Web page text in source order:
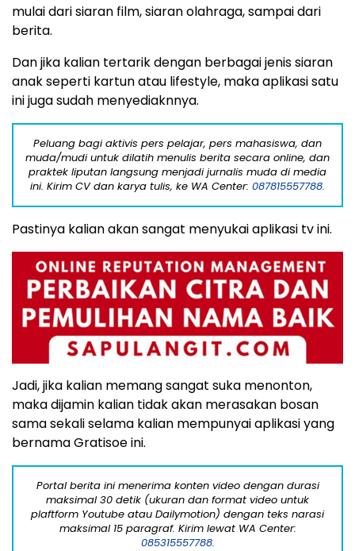
mulai dari siaran film, siaran olahraga, sampai dari
berita.
Dan jika kalian tertarik dengan berbagai jenis siaran
anak seperti kartun atau lifestyle, maka aplikasi satu
ini juga sudah menyediaknnya.
Peluang bagi aktivis pers pelajar, pers mahasiswa, dan
muda/mudi untuk dilatih menulis berita secara online, dan
praktek liputan langsung menjadi jurnalis muda di media
ini. Kirim CV dan karya tulis, ke WA Center: 087815557788.
Pastinya kalian akan sangat menyukai aplikasi tv ini.
Jadi, jika kalian memang sangat suka menonton,
maka dijamin kalian tidak akan merasakan bosan
sama sekali selama kalian mempunyai aplikasi yang
bernama Gratisoe ini.
Portal berita ini menerima konten video dengan durasi
maksimal 30 detik (ukuran dan format video untuk
plaftform Youtube atau Dailymotion) dengan teks narasi
maksimal 15 paragraf. Kirim lewat WA Center:
085315557788.